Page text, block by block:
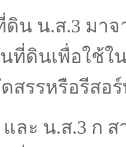
ดิน น.ส.3 มา
นที่ดินเพื่อใช้ใ
สรรหรือรีสอ
ละ น.ส.3 ก